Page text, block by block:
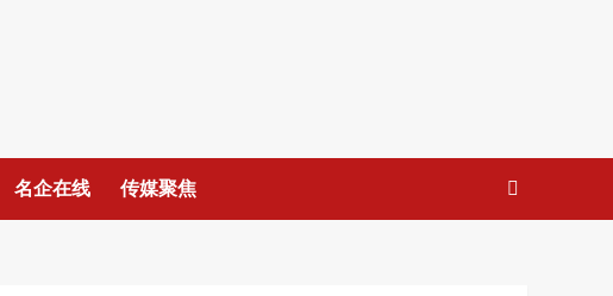
名企在线 传媒聚焦